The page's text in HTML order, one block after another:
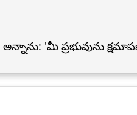
'మీ ప్రభువును